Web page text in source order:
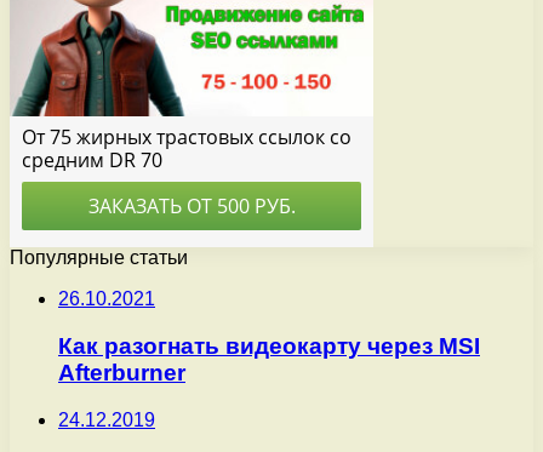
Популярные статьи
26.10.2021
Как разогнать видеокарту через MSI
Afterburner
24.12.2019